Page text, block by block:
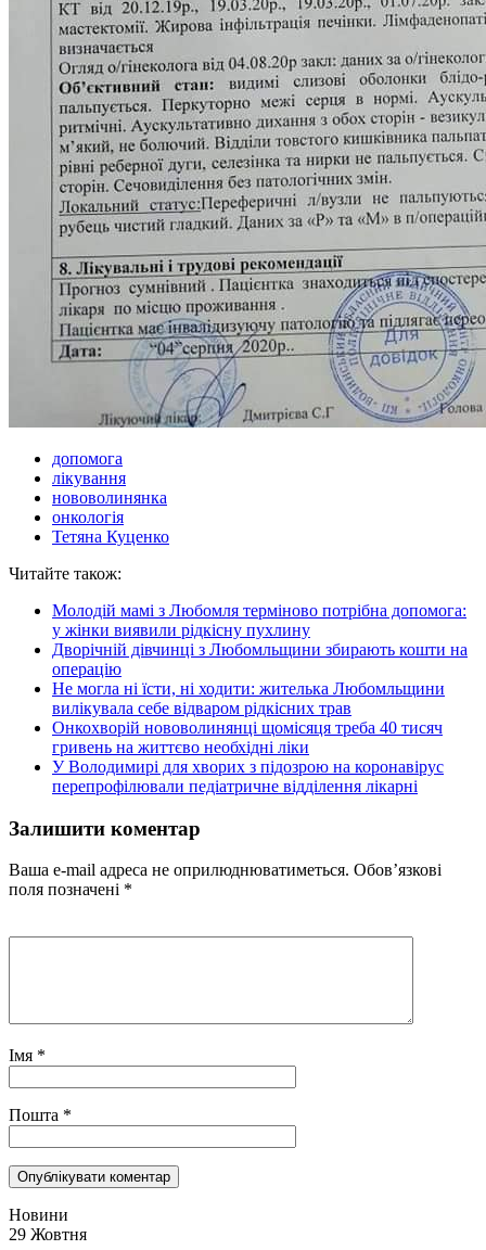
допомога
лікування
нововолинянка
онкологія
Тетяна Куценко
Читайте також:
Молодій мамі з Любомля терміново потрібна допомога:
у жінки виявили рідкісну пухлину
Дворічній дівчинці з Любомльщини збирають кошти на
операцію
Не могла ні їсти, ні ходити: жителька Любомльщини
вилікувала себе відваром рідкісних трав
Онкохворій нововолинянці щомісяця треба 40 тисяч
гривень на життєво необхідні ліки
У Володимирі для хворих з підозрою на коронавірус
перепрофілювали педіатричне відділення лікарні
Залишити коментар
Ваша e-mail адреса не оприлюднюватиметься. Обов’язкові
поля позначені *
Імя *
Пошта *
Новини
29 Жовтня